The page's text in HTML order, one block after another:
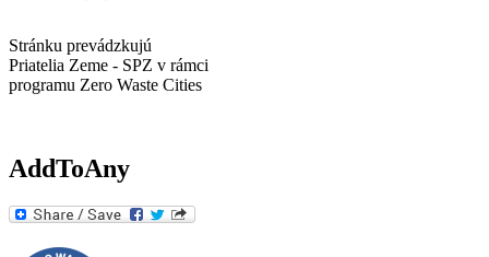
Stránku prevádzkujú
Priatelia Zeme - SPZ v rámci
programu Zero Waste Cities
AddToAny